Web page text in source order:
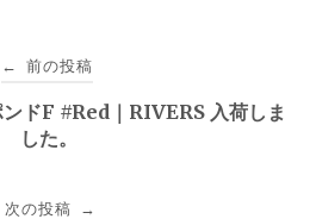
← 前の投稿
ンドF #Red｜RIVERS 入荷しま
した。
次の投稿 →